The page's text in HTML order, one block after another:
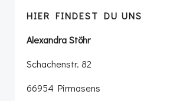
HIER FINDEST DU UNS
Alexandra Stöhr
Schachenstr. 82
66954 Pirmasens